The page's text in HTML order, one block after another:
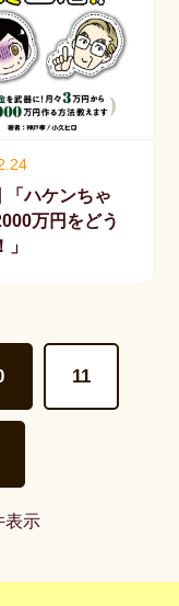
「ハケンちゃ
万円をどう
11
表示